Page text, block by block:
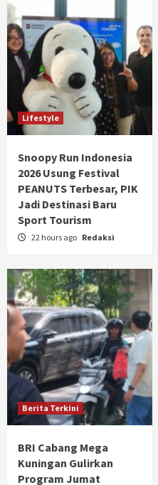
Lifestyle
Snoopy Run Indonesia
2026 Usung Festival
PEANUTS Terbesar, PIK
Jadi Destinasi Baru
Sport Tourism
22 hours ago Redaksi
Berita Terkini
BRI Cabang Mega
Kuningan Gulirkan
Program Jumat